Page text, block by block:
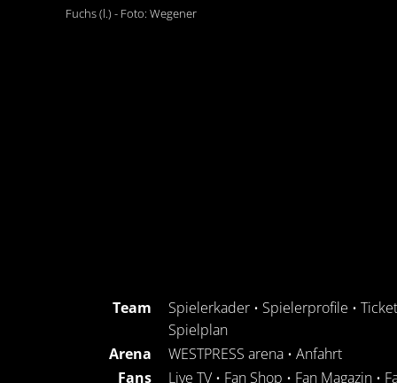
Fuchs (l.) - Foto: Wegener
Team Spielerkader • Spielerprofile •
Spielplan
Arena
WESTPRESS arena • Anfahrt
Fans
Live TV • Fan Shop • Fan Magazin •